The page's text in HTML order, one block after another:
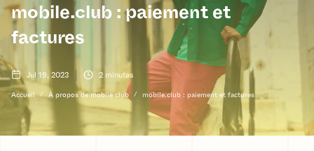
mobile.club : paiement et
factures
Jul 19, 2023 2 minutes
Accueil / À propos de mobile club / mobile.club : paiement et factures